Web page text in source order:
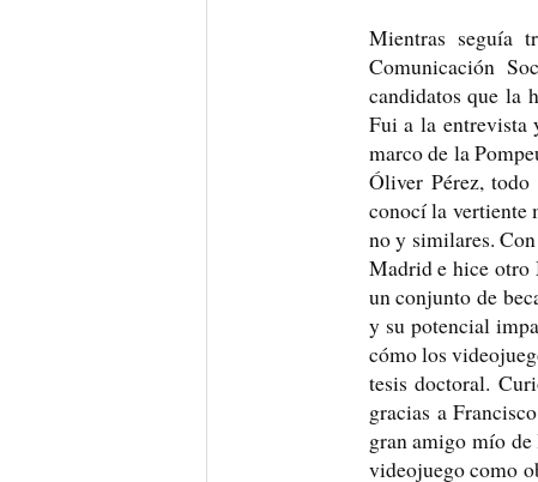
Mientras seguía
Comunicación
candidatos que la
Fui a la entrevista
marco de la
Óliver Pérez,
conocí la vertiente
no y similares.
Madrid e hice otro
un conjunto de
y su potencial
cómo los
tesis doctoral.
gracias a
gran amigo mío de
videojuego como